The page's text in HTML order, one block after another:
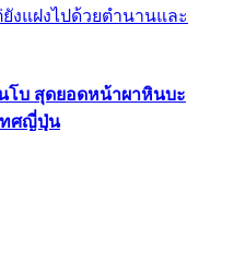
งแฝงไปด้วยตำนานและ
โบ สุดยอดหน้าผาหินบะ
ทศญี่ปุ่น